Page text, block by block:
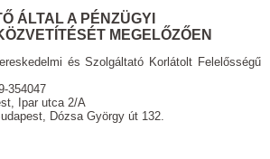
ÁLTAL A PÉNZÜGYI
MEGELŐZŐEN
és Szolgáltató Korlátolt Felelősségű
354047
Ipar utca 2/A
Dózsa György út 132.